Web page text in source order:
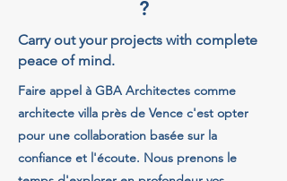
?
Carry out your projects with complete
peace of mind.
Faire appel à GBA Architectes comme
architecte villa près de Vence c'est opter
pour une collaboration basée sur la
confiance et l'écoute. Nous prenons le